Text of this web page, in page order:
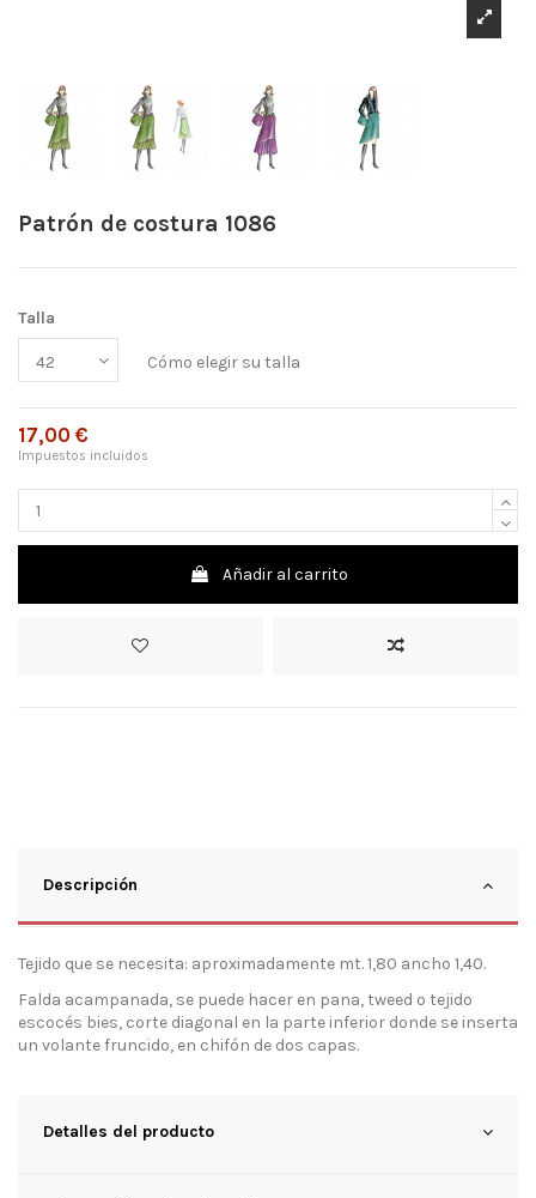
Patrón de costura 1086
Talla
Cómo elegir su talla
17,00 €
Impuestos incluidos
Añadir al carrito
Descripción
Tejido que se necesita: aproximadamente mt. 1,80 ancho 1,40.
Falda acampanada, se puede hacer en pana, tweed o tejido
escocés bies, corte diagonal en la parte inferior donde se inserta
un volante fruncido, en chifón de dos capas.
Detalles del producto